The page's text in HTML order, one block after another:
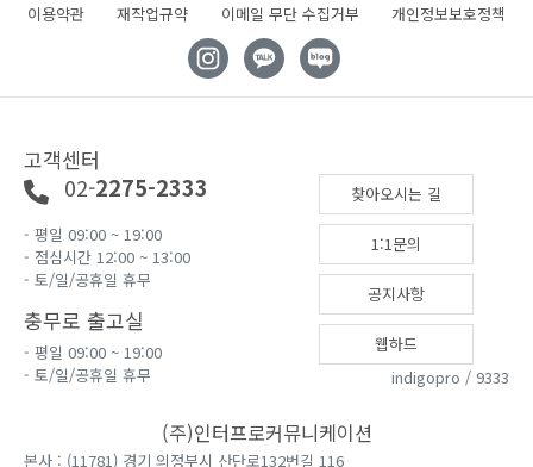
이용약관 재작업규약 이메일 무단 수집거부 개인정보보호정책
고객센터
02-2275-2333
- 평일 09:00 ~ 19:00
- 점심시간 12:00 ~ 13:00
- 토/일/공휴일 휴무
충무로 출고실
- 평일 09:00 ~ 19:00
- 토/일/공휴일 휴무
찾아오시는 길
1:1문의
공지사항
웹하드
indigopro / 9333
(주)인터프로커뮤니케이션
본사 : (11781) 경기 의정부시 산단로132번길 116